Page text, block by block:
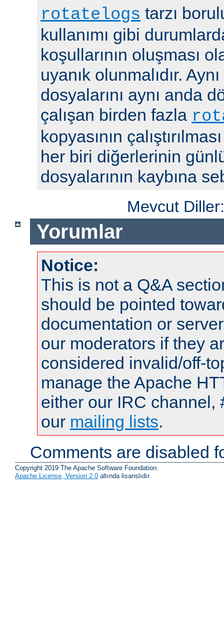
rotatelogs tarzı
kullanımı gibi
koşullarının oluşması
uyanık olunmalıdır.
dosyalarını aynı anda
çalışan birden fazla
kopyasının
her biri diğerlerinin
dosyalarının kaybına
Mevcut
Yorumlar
Notice:
This is not a Q&A
should be pointed
documentation or
our moderators if they
considered invalid/off-
manage the Apache
either our IRC channel,
our mailing lists.
Comments are disabled
Copyright 2019 The Apache Software Foundation.
Apache License, Version 2.0 altında lisanslıdır.